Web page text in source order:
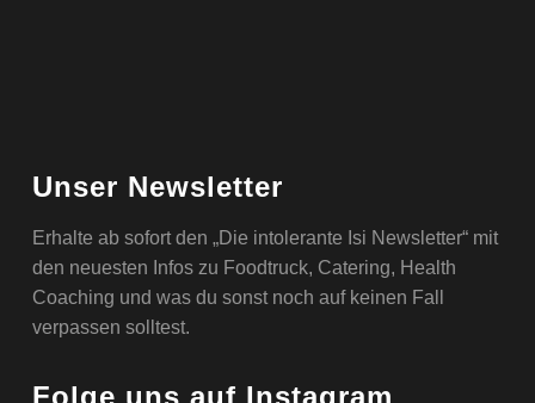
Unser Newsletter
Erhalte ab sofort den „Die intolerante Isi Newsletter“ mit
den neuesten Infos zu Foodtruck, Catering, Health
Coaching und was du sonst noch auf keinen Fall
verpassen solltest.